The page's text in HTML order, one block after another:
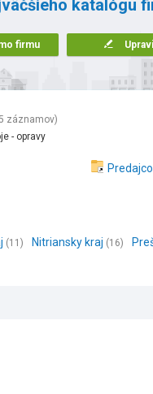
katalógu
firmu
záznamov)
- opravy
(11) Nitriansky kraj (16)